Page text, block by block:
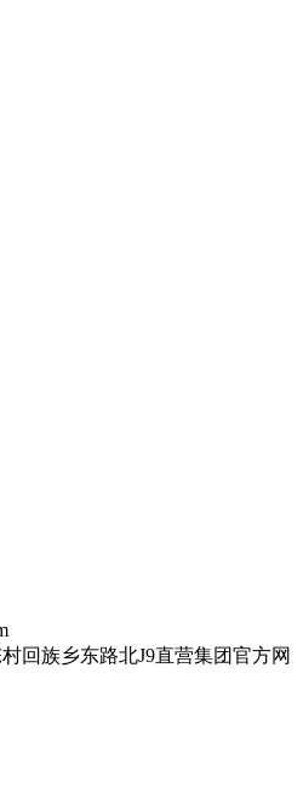
回族乡东路北J9直营集团官方网